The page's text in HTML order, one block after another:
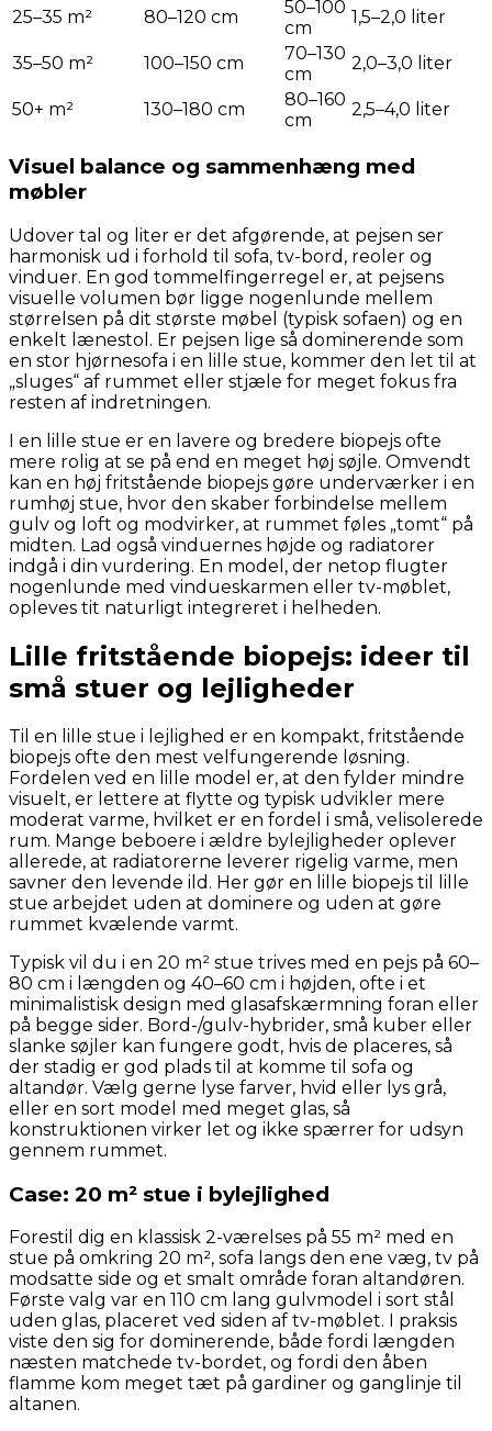
25–35 m² 80–120 cm
50–100
cm
1,5–2,0 liter
35–50 m² 100–150 cm
70–130
cm
2,0–3,0 liter
50+ m² 130–180 cm
80–160
cm
2,5–4,0 liter
Visuel balance og sammenhæng med
møbler
Udover tal og liter er det afgørende, at pejsen ser
harmonisk ud i forhold til sofa, tv-bord, reoler og
vinduer. En god tommelfingerregel er, at pejsens
visuelle volumen bør ligge nogenlunde mellem
størrelsen på dit største møbel (typisk sofaen) og en
enkelt lænestol. Er pejsen lige så dominerende som
en stor hjørnesofa i en lille stue, kommer den let til at
„sluges“ af rummet eller stjæle for meget fokus fra
resten af indretningen.
I en lille stue er en lavere og bredere biopejs ofte
mere rolig at se på end en meget høj søjle. Omvendt
kan en høj fritstående biopejs gøre underværker i en
rumhøj stue, hvor den skaber forbindelse mellem
gulv og loft og modvirker, at rummet føles „tomt“ på
midten. Lad også vinduernes højde og radiatorer
indgå i din vurdering. En model, der netop flugter
nogenlunde med vindueskarmen eller tv-møblet,
opleves tit naturligt integreret i helheden.
Lille fritstående biopejs: ideer til
små stuer og lejligheder
Til en lille stue i lejlighed er en kompakt, fritstående
biopejs ofte den mest velfungerende løsning.
Fordelen ved en lille model er, at den fylder mindre
visuelt, er lettere at flytte og typisk udvikler mere
moderat varme, hvilket er en fordel i små, velisolerede
rum. Mange beboere i ældre bylejligheder oplever
allerede, at radiatorerne leverer rigelig varme, men
savner den levende ild. Her gør en lille biopejs til lille
stue arbejdet uden at dominere og uden at gøre
rummet kvælende varmt.
Typisk vil du i en 20 m² stue trives med en pejs på 60–
80 cm i længden og 40–60 cm i højden, ofte i et
minimalistisk design med glasafskærmning foran eller
på begge sider. Bord-/gulv-hybrider, små kuber eller
slanke søjler kan fungere godt, hvis de placeres, så
der stadig er god plads til at komme til sofa og
altandør. Vælg gerne lyse farver, hvid eller lys grå,
eller en sort model med meget glas, så
konstruktionen virker let og ikke spærrer for udsyn
gennem rummet.
Case: 20 m² stue i bylejlighed
Forestil dig en klassisk 2-værelses på 55 m² med en
stue på omkring 20 m², sofa langs den ene væg, tv på
modsatte side og et smalt område foran altandøren.
Første valg var en 110 cm lang gulvmodel i sort stål
uden glas, placeret ved siden af tv-møblet. I praksis
viste den sig for dominerende, både fordi længden
næsten matchede tv-bordet, og fordi den åben
flamme kom meget tæt på gardiner og ganglinje til
altanen.